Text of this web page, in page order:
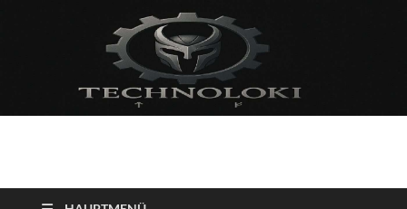
Technoloki: Gaming
Blockbuster, Indie-Perlen und Retro-Klassiker.